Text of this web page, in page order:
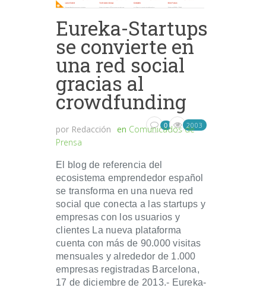
Eureka-Startups
se convierte en
una red social
gracias al
crowdfunding
por Redacción en Comunicados de
Prensa
0 2003
El blog de referencia del
ecosistema emprendedor español
se transforma en una nueva red
social que conecta a las startups y
empresas con los usuarios y
clientes La nueva plataforma
cuenta con más de 90.000 visitas
mensuales y alrededor de 1.000
empresas registradas Barcelona,
17 de diciembre de 2013.- Eureka-